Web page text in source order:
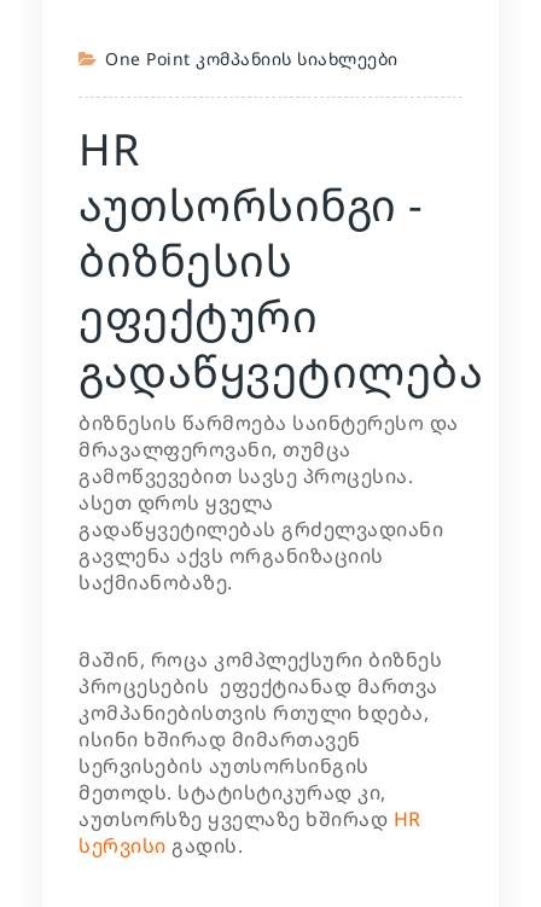
One Point Კომპანიის Სიახლეები
HR
აუთსორსინგი -
ბიზნესის
ეფექტური
გადაწყვეტილება
ბიზნესის წარმოება საინტერესო და
მრავალფეროვანი, თუმცა
გამოწვევებით სავსე პროცესია.
ასეთ დროს ყველა
გადაწყვეტილებას გრძელვადიანი
გავლენა აქვს ორგანიზაციის
საქმიანობაზე.
მაშინ, როცა კომპლექსური ბიზნეს
პროცესების ეფექტიანად მართვა
კომპანიებისთვის რთული ხდება,
ისინი ხშირად მიმართავენ
სერვისების აუთსორსინგის
მეთოდს. სტატისტიკურად კი,
აუთსორსზე ყველაზე ხშირად HR
სერვისი გადის.